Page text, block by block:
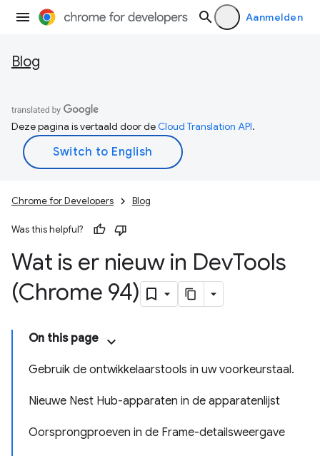
Aanmelden
Blog
Deze pagina is vertaald door deCloud Translation API.
Chrome for Developers Blog
Was this helpful?
Wat is er nieuw in DevTools
(Chrome 94)
On this page
Gebruik de ontwikkelaarstools in uw voorkeurstaal.
Nieuwe Nest Hub-apparaten in de apparatenlijst
Oorsprongproeven in de Frame-detailsweergave